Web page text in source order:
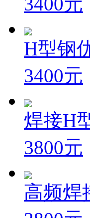
H型钢
3400元
焊接H
3800元
高频焊